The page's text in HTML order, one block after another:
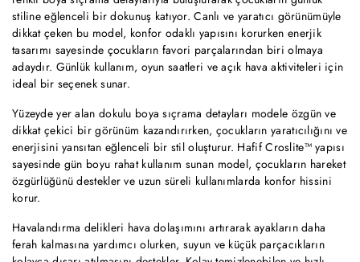
stiline eğlenceli bir dokunuş katıyor. Canlı ve yaratıcı görünümüyle
dikkat çeken bu model, konfor odaklı yapısını korurken enerjik
tasarımı sayesinde çocukların favori parçalarından biri olmaya
adaydır. Günlük kullanım, oyun saatleri ve açık hava aktiviteleri için
ideal bir seçenek sunar.
Yüzeyde yer alan dokulu boya sıçrama detayları modele özgün ve
dikkat çekici bir görünüm kazandırırken, çocukların yaratıcılığını ve
enerjisini yansıtan eğlenceli bir stil oluşturur. Hafif Croslite™ yapısı
sayesinde gün boyu rahat kullanım sunan model, çocukların hareket
özgürlüğünü destekler ve uzun süreli kullanımlarda konfor hissini
korur.
Havalandırma delikleri hava dolaşımını artırarak ayakların daha
ferah kalmasına yardımcı olurken, suyun ve küçük parçacıkların